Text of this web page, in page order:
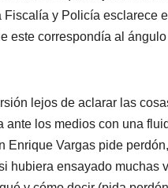
y Policía esclarece
este correspondía al
lejos de aclarar las
ante los medios con una
Enrique Vargas pide
hubiera ensayado muchas